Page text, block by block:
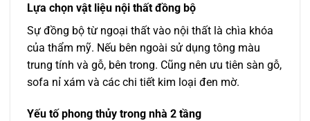
Lựa chọn vật liệu nội thất đồng bộ
Sự đồng bộ từ ngoại thất vào nội thất là chìa khóa
của thẩm mỹ. Nếu bên ngoài sử dụng tông màu
trung tính và gỗ, bên trong. Cũng nên ưu tiên sàn gỗ,
sofa nỉ xám và các chi tiết kim loại đen mờ.
Yếu tố phong thủy trong nhà 2 tầng